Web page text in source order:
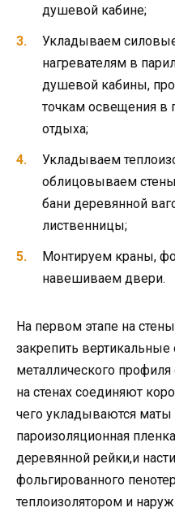
душевой кабине;
Укладываем
нагревателям в
душевой кабины,
точкам освещения в
отдыха;
Укладываем
облицовываем
бани деревянной
лиственницы;
Монтируем краны,
навешиваем двери.
На первом этапе на
закрепить вертикальные
металлического
на стенах соединяют
чего укладываются
пароизоляционная
деревянной рейки,и
фольгированного
теплоизолятором и